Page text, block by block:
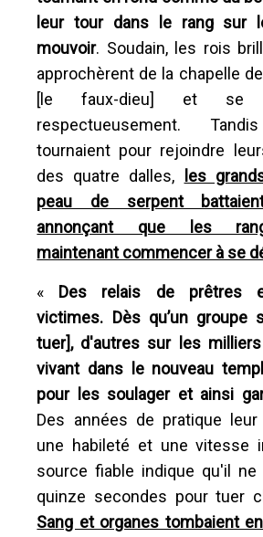
leur tour dans le rang sur
mouvoir. Soudain, les rois
approchèrent de la chapelle
[le faux-dieu] et se
respectueusement.
tournaient pour rejoindre
des quatre dalles,
les
peau de serpent
annonçant que les
maintenant commencer à se
«
Des relais de prêtres
victimes. Dès qu’un groupe
tuer], d'autres sur les
vivant dans le nouveau
pour les soulager et ainsi
Des années de pratique leur
une habileté et une vitesse
source fiable indique qu'il
quinze secondes pour tuer
Sang et organes tombaient